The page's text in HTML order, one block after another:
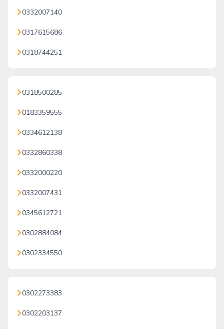
0332007140
0317615686
0318744251
0318500285
0183359555
0334612138
0332860338
0332000220
0332007431
0345612721
0302884084
0302334550
0302273383
0302203137